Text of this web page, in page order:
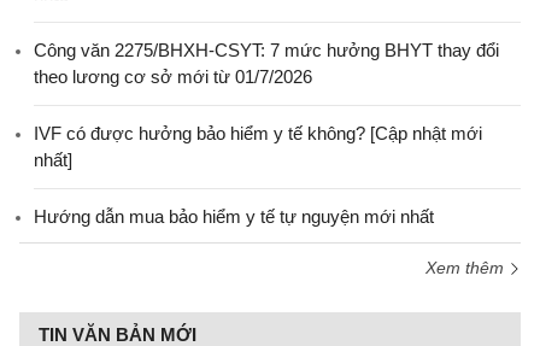
Công văn 2275/BHXH-CSYT: 7 mức hưởng BHYT thay đổi
theo lương cơ sở mới từ 01/7/2026
IVF có được hưởng bảo hiểm y tế không? [Cập nhật mới
nhất]
Hướng dẫn mua bảo hiểm y tế tự nguyện mới nhất
Xem thêm
TIN VĂN BẢN MỚI